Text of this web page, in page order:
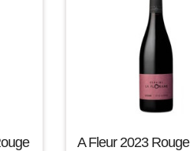
A Fleur 2023 Rouge